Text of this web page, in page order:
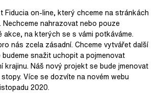
Fiducia on-line, který chceme na stránkách
nahrazovat nebo pouze
akce, na kterých se s vámi potkáváme.
nás zcela zásadní. Chceme vytvářet další
snažit uchopit a pojmenovat
krajinu. Náš nový projekt se bude jmenovat
Více se dozvíte na novém webu
2020.